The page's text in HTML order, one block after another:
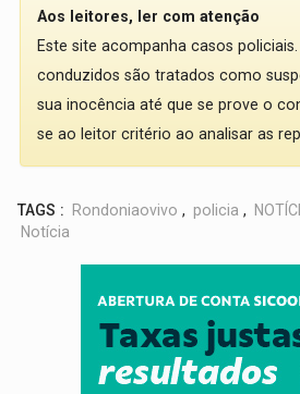
Aos leitores, ler com atenção
Este site acompanha casos
conduzidos são tratados como
sua inocência até que se prove o
se ao leitor critério ao analisar as
TAGS : Rondoniaovivo , policia ,
Notícia